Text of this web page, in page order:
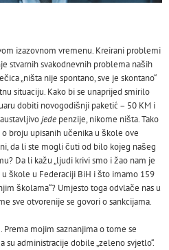
izazovnom vremenu. Kreirani problemi
stvarnih svakodnevnih problema naših
„ništa nije spontano, sve je skontano“
situaciju. Kako bi se unaprijed smirilo
dobiti novogodišnji paketić – 50 KM i
jede penzije, nikome ništa. Tako
broju upisanih učenika u škole ove
da li ste mogli čuti od bilo kojeg našeg
Da li kažu „ljudi krivi smo i žao nam je
škole u Federaciji BiH i što imamo 159
školama“? Umjesto toga odvlače nas u
sve otvorenije se govori o sankcijama.
mojim saznanjima o tome se
administracije dobile „zeleno svjetlo“.